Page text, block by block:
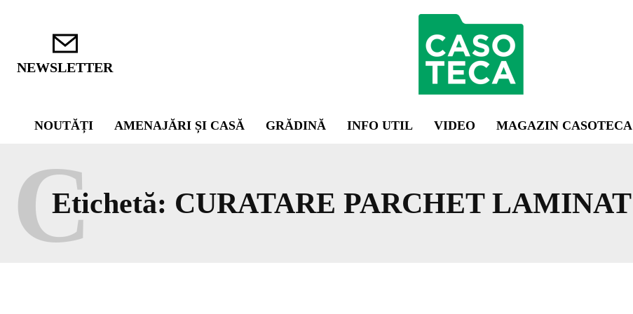
NEWSLETTER
NOUTĂȚI AMENAJĂRI ȘI CASĂ GRĂDINĂ INFO UTIL VIDEO MAGAZIN CASOTECA
Etichetă: CURATARE PARCHET LAMINAT
C